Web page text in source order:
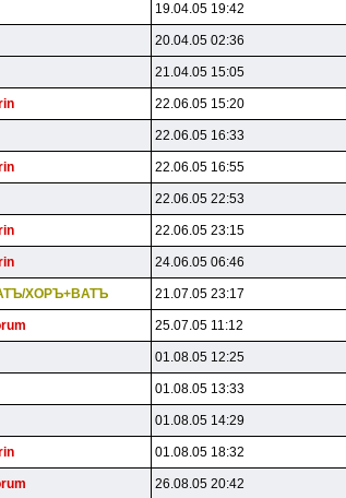
19.04.05 19:42
20.04.05 02:36
21.04.05 15:05
22.06.05 15:20
22.06.05 16:33
22.06.05 16:55
22.06.05 22:53
22.06.05 23:15
24.06.05 06:46
XOPЪ+BATЪ 21.07.05 23:17
25.07.05 11:12
01.08.05 12:25
01.08.05 13:33
01.08.05 14:29
01.08.05 18:32
26.08.05 20:42